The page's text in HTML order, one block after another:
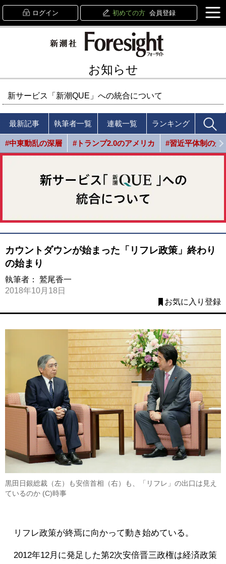
ログイン 初めての方 会員登録
お知らせ
新サービス「新潮QUE」への統合について
最新記事 執筆者一覧 連載一覧 ランキング
#中東動乱の深層 #トランプ2.0のアメリカ #習近平体制の光
カウントダウンが始まった「リフレ政策」終わり
の始まり
執筆者： 鷲尾香一
2018年10月18日
お気に入り登録
黒田日銀総裁（左）も安倍首相（右）も、「リフレ」の出口は見え
ているのか (C)時事
リフレ政策が終焉に向かって動き始めている。
2012年12月に発足した第2次安倍晋三政権は経済政策